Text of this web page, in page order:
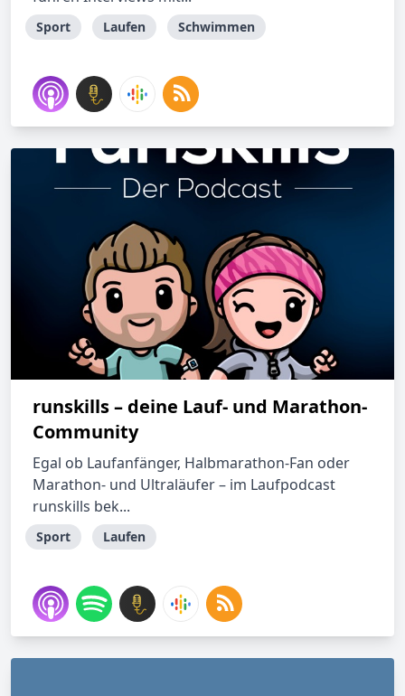
Sport Laufen Schwimmen
runskills – deine Lauf- und Marathon-
Community
Egal ob Laufanfänger, Halbmarathon-Fan oder
Marathon- und Ultraläufer – im Laufpodcast
runskills bek...
Sport Laufen